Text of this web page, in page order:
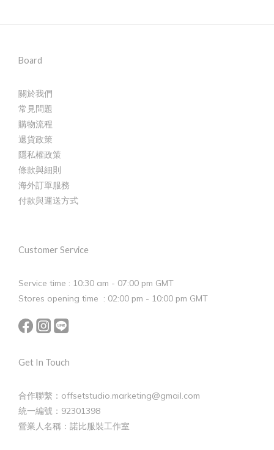
Board
關於我們
常見問題
購物流程
退貨政策
隱私權政策
條款與細則
海外訂單服務
付款與運送方式
Customer Service
Service time : 10:30 am - 07:00 pm GMT
Stores opening time : 02:00 pm - 10:00 pm GMT
Get In Touch
合作聯繫：offsetstudio.marketing@gmail.com
統一編號：92301398
營業人名稱：諾比服裝工作室